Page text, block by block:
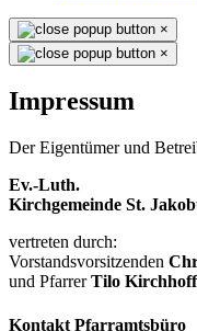
×
×
Impressum
Der Eigentümer und
Ev.-Luth.
Kirchgemeinde St.
vertreten durch:
Vorstandsvorsitzenden
und PfarrerTilo Kirchhoff
Kontakt Pfarramtsbüro